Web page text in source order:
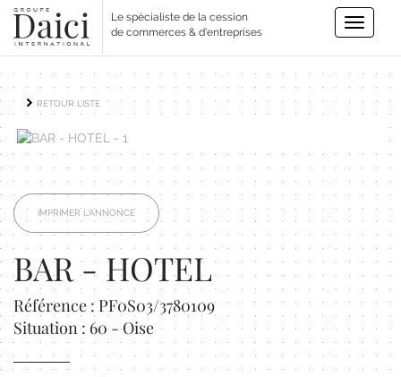
Le spécialiste de la cession
de commerces & d'entreprises
Toggle
RETOUR LISTE
IMPRIMER L'ANNONCE
BAR - HOTEL
Référence : PF0S03/3780109
Situation : 60 - Oise